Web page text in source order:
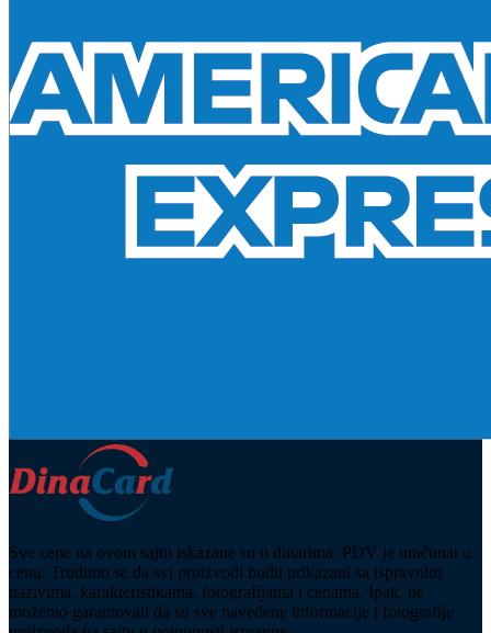
Sve cene na ovom sajtu iskazane su u dinarima. PDV je uračunat u
cenu. Trudimo se da svi proizvodi budu prikazani sa ispravnim
nazivima, karakteristikama, fotografijama i cenama. Ipak, ne
možemo garantovati da su sve navedene informacije i fotografije